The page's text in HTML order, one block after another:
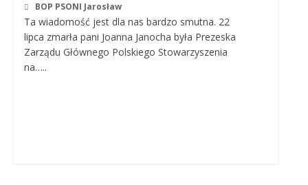
BOP PSONI Jarosław
Ta wiadomość jest dla nas bardzo smutna. 22
lipca zmarła pani Joanna Janocha była Prezeska
Zarządu Głównego Polskiego Stowarzyszenia
na…..